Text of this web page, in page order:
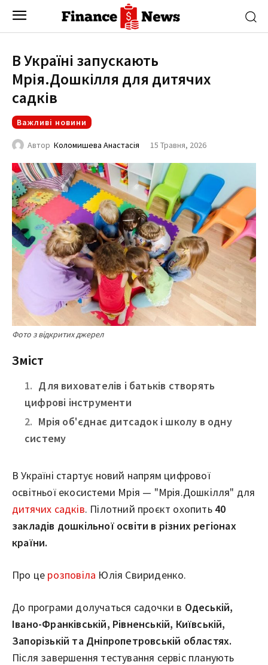
В Україні запускають
Мрія.Дошкілля для дитячих
садків
Важливі новини
Автор Коломишева Анастасія 15 Травня, 2026
Фото з відкритих джерел
Зміст
Для вихователів і батьків створять
цифрові інструменти
Мрія об'єднає дитсадок і школу в одну
систему
В Україні стартує новий напрям цифрової
освітньої екосистеми Мрія — "Мрія.Дошкілля" для
дитячих садків. Пілотний проєкт охопить 40
закладів дошкільної освіти в різних регіонах
країни.
Про це розповіла Юлія Свириденко.
До програми долучаться садочки в Одеській,
Івано-Франківській, Рівненській, Київській,
Запорізькій та Дніпропетровській областях.
Після завершення тестування сервіс планують